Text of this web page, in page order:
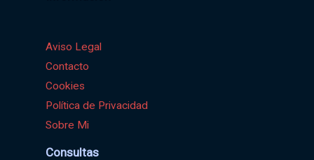
Aviso Legal
Contacto
Cookies
Política de Privacidad
Sobre Mi
Consultas